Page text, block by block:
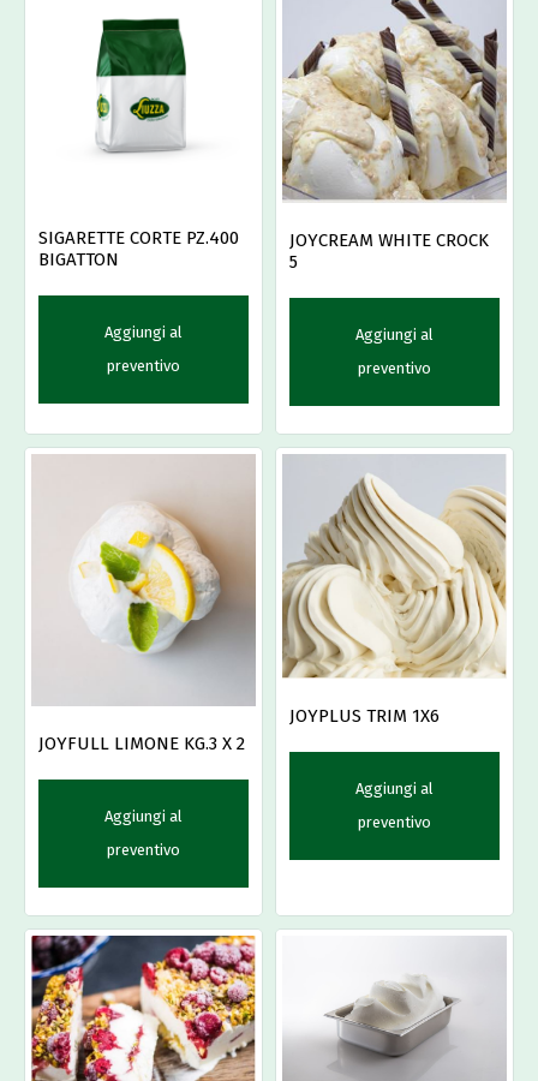
SIGARETTE CORTE PZ.400
BIGATTON
Aggiungi al
preventivo
JOYCREAM WHITE CROCK
5
Aggiungi al
preventivo
JOYFULL LIMONE KG.3 X 2
Aggiungi al
preventivo
JOYPLUS TRIM 1X6
Aggiungi al
preventivo